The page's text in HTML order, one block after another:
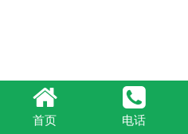
首页 电话